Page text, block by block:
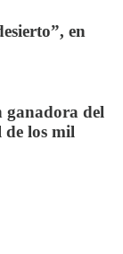
en
ganadora del
los mil